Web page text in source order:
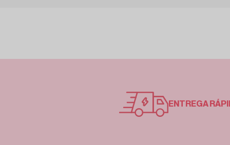
ENTREGA